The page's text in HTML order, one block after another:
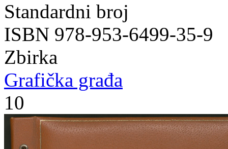
Standardni broj
ISBN 978-953-6499-35-9
Zbirka
Grafička građa
10